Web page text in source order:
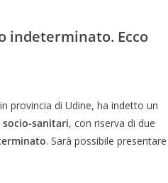
indeterminato. Ecco
provincia di Udine, ha indetto un
sanitari, con riserva di due
. Sarà possibile presentare